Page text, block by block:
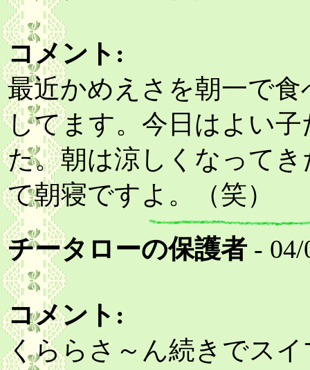
コメント:
最近かめえさを朝一で
してます。今日はよい
た。朝は涼しくなって
て朝寝ですよ。（笑）
チータローの保護者 - 04/
コメント:
くららさ～ん続きでス